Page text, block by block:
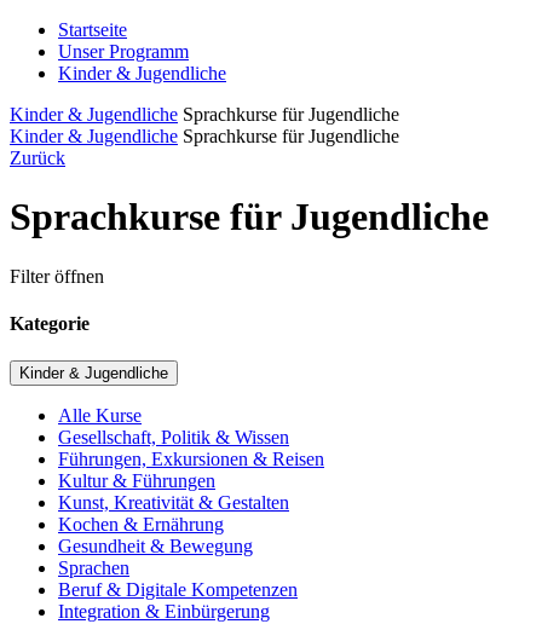
Startseite
Unser Programm
Kinder & Jugendliche
Kinder & Jugendliche Sprachkurse für Jugendliche
Kinder & Jugendliche Sprachkurse für Jugendliche
Zurück
Sprachkurse für Jugendliche
Filter öffnen
Kategorie
Kinder & Jugendliche
Alle Kurse
Gesellschaft, Politik & Wissen
Führungen, Exkursionen & Reisen
Kultur & Führungen
Kunst, Kreativität & Gestalten
Kochen & Ernährung
Gesundheit & Bewegung
Sprachen
Beruf & Digitale Kompetenzen
Integration & Einbürgerung